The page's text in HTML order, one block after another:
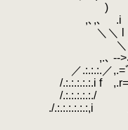
) l _
,､,､ .i .
＼＼ l
＼＼ ／
,.､ -‐>､
／.:.:.:.／,.=ﾞ
/.:.:.:.:.:.i f
/.:.:.:.:.:./
./.:.:.:.:.:.:,i ,二